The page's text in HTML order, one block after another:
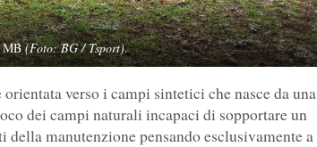
MB(Foto: BG / Tsport).
verso i campi sintetici che nasce da una
dei campi naturali incapaci di sopportare un
manutenzione pensando esclusivamente a